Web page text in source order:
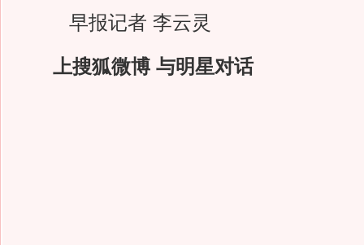
早报记者 李云灵
上搜狐微博 与明星对话